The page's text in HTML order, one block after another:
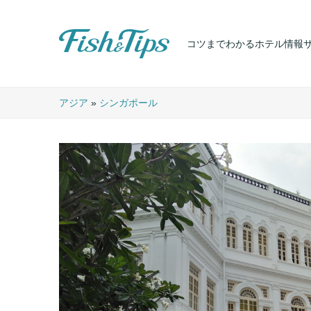
コツまでわかるホテル情報
アジア » シンガポール